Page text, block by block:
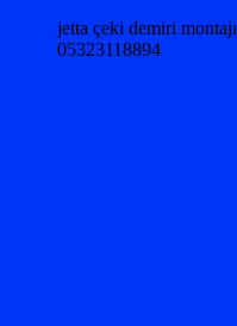
jetta çeki demiri
05323118894